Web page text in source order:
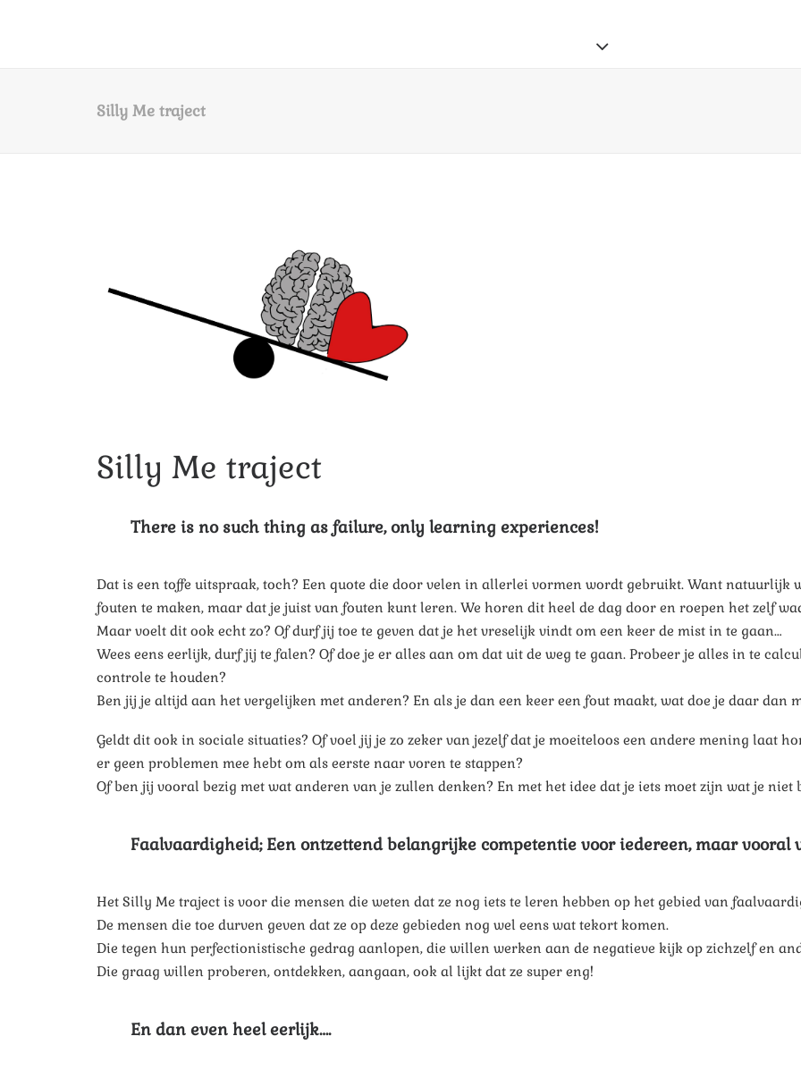
Silly Me traject
Silly Me traject
There is no such thing as failure, only learning experiences!
Dat is een toffe uitspraak, toch? Een quote die door velen in allerlei vormen wordt gebruikt. Want natuurlijk
fouten te maken, maar dat je juist van fouten kunt leren. We horen dit heel de dag door en roepen het zelf
Maar voelt dit ook echt zo? Of durf jij toe te geven dat je het vreselijk vindt om een keer de mist in te gaan…
Wees eens eerlijk, durf jij te falen? Of doe je er alles aan om dat uit de weg te gaan. Probeer je alles in te
controle te houden?
Ben jij je altijd aan het vergelijken met anderen? En als je dan een keer een fout maakt, wat doe je daar dan
Geldt dit ook in sociale situaties? Of voel jij je zo zeker van jezelf dat je moeiteloos een andere mening laat
er geen problemen mee hebt om als eerste naar voren te stappen?
Of ben jij vooral bezig met wat anderen van je zullen denken? En met het idee dat je iets moet zijn wat je niet
Faalvaardigheid; Een ontzettend belangrijke competentie voor iedereen, maar vooral
Het Silly Me traject is voor die mensen die weten dat ze nog iets te leren hebben op het gebied van
De mensen die toe durven geven dat ze op deze gebieden nog wel eens wat tekort komen.
Die tegen hun perfectionistische gedrag aanlopen, die willen werken aan de negatieve kijk op zichzelf en
Die graag willen proberen, ontdekken, aangaan, ook al lijkt dat ze super eng!
En dan even heel eerlijk….